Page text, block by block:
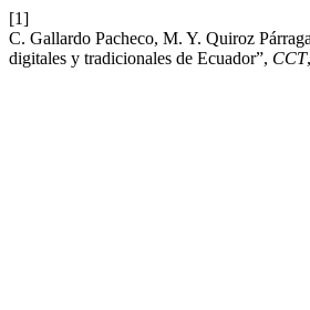
[1]
C. Gallardo Pacheco, M. Y. Quiroz
digitales y tradicionales de Ecuador”, CCT